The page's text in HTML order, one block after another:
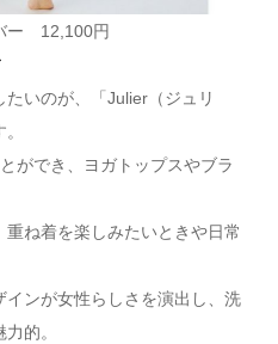
ー 12,100円
いのが、「Julier（ジュリ
ができ、ヨガトップスやブラ
ね着を楽しみたいときや日常
ンが女性らしさを演出し、洗
的。